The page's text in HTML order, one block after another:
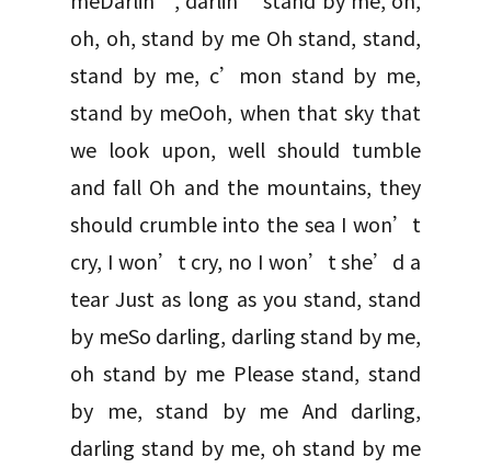
oh, oh, stand by me Oh stand, stand,
stand by me, c’mon stand by me,
stand by meOoh, when that sky that
we look upon, well should tumble
and fall Oh and the mountains, they
should crumble into the sea I won’t
cry, I won’t cry, no I won’t she’d a
tear Just as long as you stand, stand
by meSo darling, darling stand by me,
oh stand by me Please stand, stand
by me, stand by me And darling,
darling stand by me, oh stand by me